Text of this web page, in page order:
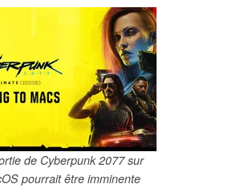
de Cyberpunk 2077 sur
pourrait être imminente